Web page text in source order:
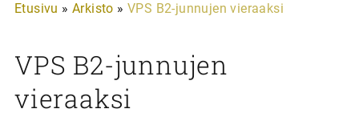
Etusivu » Arkisto » VPS B2-junnujen vieraaksi
VPS B2-junnujen
vieraaksi